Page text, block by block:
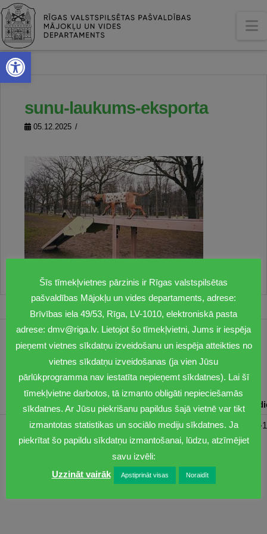
Open toolbar
sunu-laukums-eksporta
05.12.2025
1201
dmv@riga.lv
Pirmdiena Otrdiena Trešdiena Ceturtdiena
08:30-17:00 08:00-17:00 08:00-17:00 08:00-17:00 08:00-
Šīs tīmekļvietnes pārzinis ir Rīgas valstspilsētas
pašvaldības Mājokļu un vides departaments, adrese:
Brīvības iela 49/53, Rīga, LV-1010, elektroniskā pasta
adrese: dmv@riga.lv. Lietojot šo tīmekļvietni, Jums ir iespēja
pieņemt vietnes sīkdatņu izveidošanu un iespēja atteikties no
vietnes sīkdatņu izveidošanas (ja vien Jūsu
pārlūkprogramma nav iestatīta nepieņemt sīkdatnes). Lai šī
tīmekļvietne darbotos, tā izmanto obligāti nepieciešamās
sīkdatnes. Ar Jūsu piekrišanu papildus šajā vietnē var tikt
izmantotas statistikas un sociālo mediju sīkdatnes. Ja
piekrītat šo papildu sīkdatņu izmantošanai, lūdzu, atzīmējiet
savu izvēli:
Uzzināt vairāk
Apstiprināt visas Noraidīt